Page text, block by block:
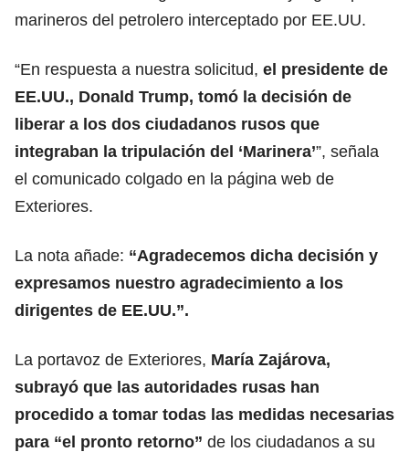
marineros del petrolero interceptado por EE.UU.
“En respuesta a nuestra solicitud, el presidente de
EE.UU., Donald Trump, tomó la decisión de
liberar a los dos ciudadanos rusos que
integraban la tripulación del ‘Marinera’”, señala
el comunicado colgado en la página web de
Exteriores.
La nota añade: “Agradecemos dicha decisión y
expresamos nuestro agradecimiento a los
dirigentes de EE.UU.”.
La portavoz de Exteriores, María Zajárova,
subrayó que las autoridades rusas han
procedido a tomar todas las medidas necesarias
para “el pronto retorno” de los ciudadanos a su